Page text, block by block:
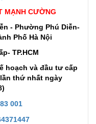
MẠNH CƯỜNG
- Phường Phú Diễn-
Phố Hà Nội
TP.HCM
hoạch và đầu tư cấp
thứ nhất ngày
001